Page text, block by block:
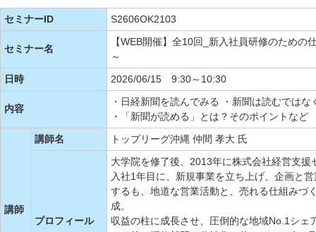
セミナーID S2606OK2103
セミナー名
【WEB開催】全10回_新入社員研修のため
～
日時
2026/06/15 9:30～10:30
内容
・日経新聞を読んでみる ・新聞は読むではな
・「新聞が読める」とは？そのポイントなど
講師
講師名 トップリーグ沖縄 仲間 孝大 氏
プロフィール
大学院を修了後、2013年に株式会社経営支援
入社1年目に、新規事業を立ち上げ、企画と
するも、地道な営業活動と、売れる仕組みづ
成。
収益の柱に成長させ、圧倒的な地域No.1シェ